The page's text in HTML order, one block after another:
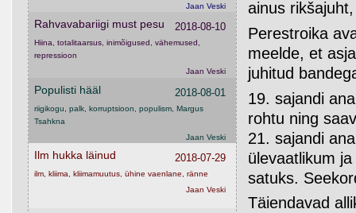
Jaan Veski
Rahvavabariigi must pesu 2018-08-10
Hiina, totalitaarsus, inimõigused, vähemused,
repressioon
Jaan Veski
Populisti hääl 2018-08-01
riigikogu, palk, korruptsioon, populism, Margus
Tsahkna
Jaan Veski
Ilm hukka läinud 2018-07-29
ilm, kliima, kliimamuutus, ühine vaenlane, ränne
Jaan Veski
ainus
Perestroika
meelde, et
juhitud
19. sajandi
rohtu ning
21. sajandi
ülevaatlikum
satuks.
Täiendavad